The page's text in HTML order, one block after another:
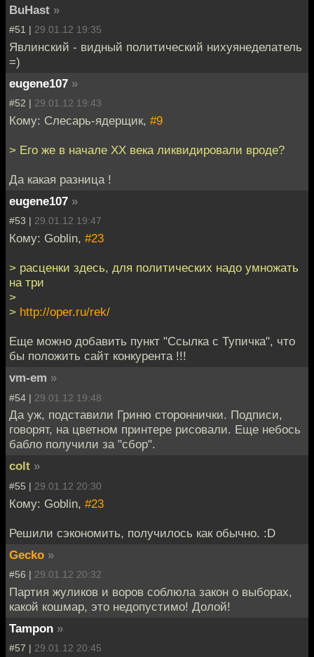
BuHast »
#51 | 29.01.12 19:35
Явлинский - видный политический нихуянеделатель
=)
eugene107 »
#52 | 29.01.12 19:43
Кому: Слесарь-ядерщик, #9
> Его же в начале ХХ века ликвидировали вроде?
Да какая разница !
eugene107 »
#53 | 29.01.12 19:47
Кому: Goblin, #23
> расценки здесь, для политических надо умножать
на три
>
> http://oper.ru/rek/
Еще можно добавить пункт "Ссылка с Тупичка", что
бы положить сайт конкурента !!!
vm-em »
#54 | 29.01.12 19:48
Да уж, подставили Гриню стороннички. Подписи,
говорят, на цветном принтере рисовали. Еще небось
бабло получили за "сбор".
colt »
#55 | 29.01.12 20:30
Кому: Goblin, #23
Решили сэкономить, получилось как обычно. :D
Gecko »
#56 | 29.01.12 20:32
Партия жуликов и воров соблюла закон о выборах,
какой кошмар, это недопустимо! Долой!
Tampon »
#57 | 29.01.12 20:45